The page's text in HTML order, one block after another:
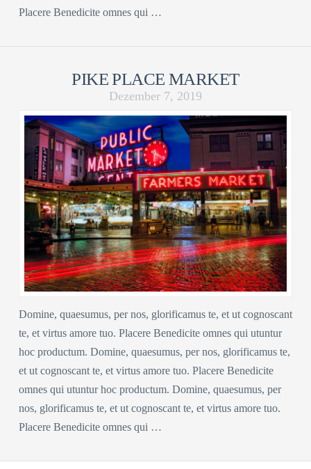
Placere Benedicite omnes qui …
PIKE PLACE MARKET
Dezember 7, 2019
Domine, quaesumus, per nos, glorificamus te, et ut cognoscant
te, et virtus amore tuo. Placere Benedicite omnes qui utuntur
hoc productum. Domine, quaesumus, per nos, glorificamus te,
et ut cognoscant te, et virtus amore tuo. Placere Benedicite
omnes qui utuntur hoc productum. Domine, quaesumus, per
nos, glorificamus te, et ut cognoscant te, et virtus amore tuo.
Placere Benedicite omnes qui …